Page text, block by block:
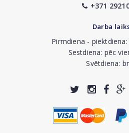
+371
Darba
Pirmdiena -
Sestdiena: pēc
Svētdiena: